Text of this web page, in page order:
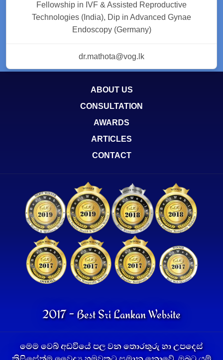
Fellowship in IVF & Assisted Reproductive
Technologies (India), Dip in Advanced Gynae
Endoscopy (Germany)
dr.mathota@vog.lk
ABOUT US
CONSULTATION
AWARDS
ARTICLES
CONTACT
2017 - Best Sri Lankan Website
මෙම වෙබ් අඩවියේ පල වන තොරතුරු හා උපදෙස්